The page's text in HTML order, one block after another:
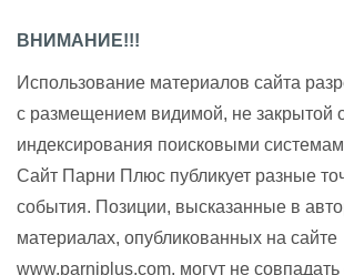
ВНИМАНИЕ!!!
Использование материалов сайта
с размещением видимой, не закрытой
индексирования поисковыми
Сайт Парни Плюс публикует разные
события. Позиции, высказанные в
материалах, опубликованных на сайте
www.parniplus.com, могут не